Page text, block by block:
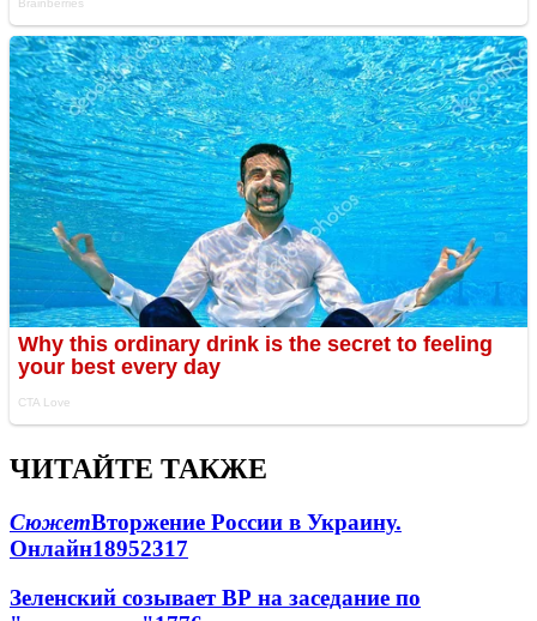
ЧИТАЙТЕ ТАКЖЕ
СюжетВторжение России в Украину.
Онлайн18952317
Зеленский созывает ВР на заседание по